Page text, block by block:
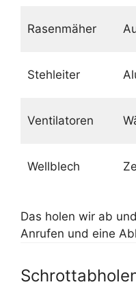
Rasenmäher
Stehleiter
Ventilatoren
Wellblech
Das holen wir ab
Anrufen und eine